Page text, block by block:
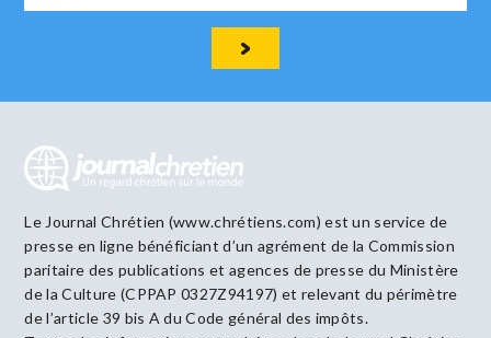
Le Journal Chrétien (www.chrétiens.com) est un service de
presse en ligne bénéficiant d’un agrément de la Commission
paritaire des publications et agences de presse du Ministère
de la Culture (CPPAP 0327Z94197) et relevant du périmètre
de l’article 39 bis A du Code général des impôts.